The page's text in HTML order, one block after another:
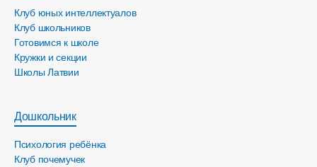
Клуб юных интеллектуалов
Клуб школьников
Готовимся к школе
Кружки и секции
Школы Латвии
Дошкольник
Психология ребёнка
Клуб почемучек